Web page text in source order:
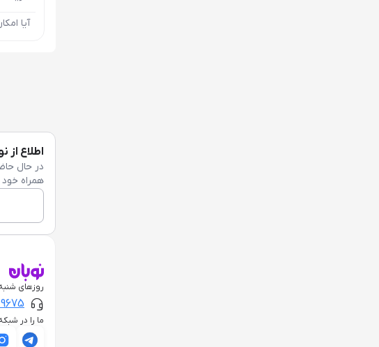
آیا
اطلاع
در حال
همراه
روزهای شنبه تا
ما را در